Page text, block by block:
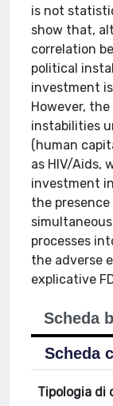
is not
show that,
correlation
political
investment
However,
instabilities
(human
as HIV/Aids,
investment
the
processes
the adverse
explicative
Scheda
Scheda
Tipologia di